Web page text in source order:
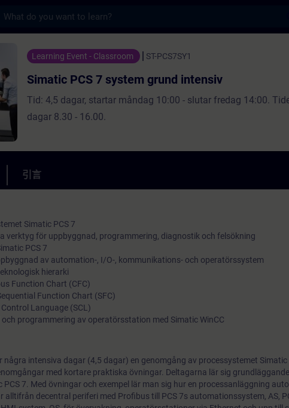
7 system grund intensiv - 培訓 - 培訓 - 專業
Learning Event - Classroom ST-PCS7SY1
Simatic PCS 7 system grund intensiv
Tid: 4,5 dagar, startar måndag 10:00 - slutar fredag 14:00.
dagar 8.30 - 16.00.
引言
Simatic PCS 7
verktyg för uppbyggnad, programmering, diagnostik och felsökning
PCS 7
av automation-, I/O-, kommunikations- och operatörssystem
hierarki
Function Chart (CFC)
Function Chart (SFC)
Language (SCL)
programmering av operatörsstation med Simatic WinCC
några intensiva dagar (4,5 dagar) en genomgång av processystemet Simatic
med kortare praktiska övningar. Deltagarna lär sig grundläggande
7. Med övningar och exempel lär man sig hur en processanläggning
alltifrån decentral periferi med Profibus till PCS 7s automationssystem, AS,